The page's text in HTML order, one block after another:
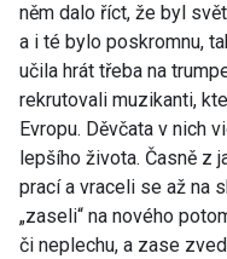
něm dalo říct, že byl
a i té bylo poskromnu,
učila hrát třeba na
rekrutovali muzikanti,
Evropu. Děvčata v nich
lepšího života. Časně z
prací a vraceli se až na
„zaseli“ na nového
či neplechu, a zase